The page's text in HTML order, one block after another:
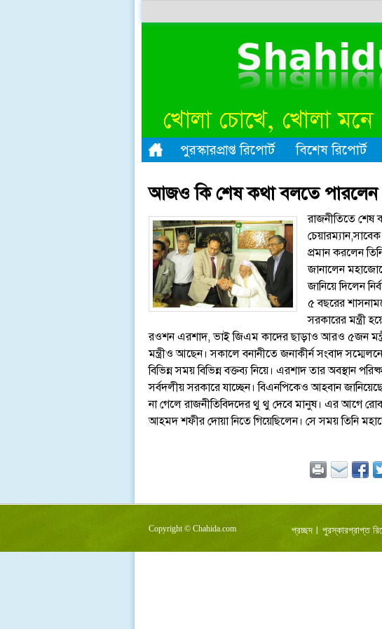
পুরস্কারপ্রাপ্ত রিপোর্ট বিশেষ রিপোর্ট
আজও কি শেষ কথা বলতে
রাজনীতিতে শেষ
প্রমান করলেন
জানালেন
জানিয়ে দিলেন
৫ বছরের
সরকারের মন্ত্রী
রওশন এরশাদ, ভাই জিএম কাদের ছাড়াও আরও ৫জন
মন্ত্রীও আছেন। সকালে বনানীতে জনাকীর্ন সংবাদ
বিভিন্ন সময় বিভিন্ন বক্তব্য নিয়ে। এরশাদ তার অবস্থান
সর্বদলীয় সরকারে যাচ্ছেন। বিএনপিকেও আহবান
না গেলে রাজনীতিবিদদের থু থু দেবে মানুষ। এর আগে
আহমদ শফীর দোয়া নিতে গিয়েছিলেন। সে সময় তিনি
Copyright © Chahida.com প্রচ্ছদ পুরস্কারপ্রাপ্ত